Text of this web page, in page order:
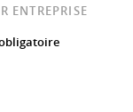
ENTREPRISE